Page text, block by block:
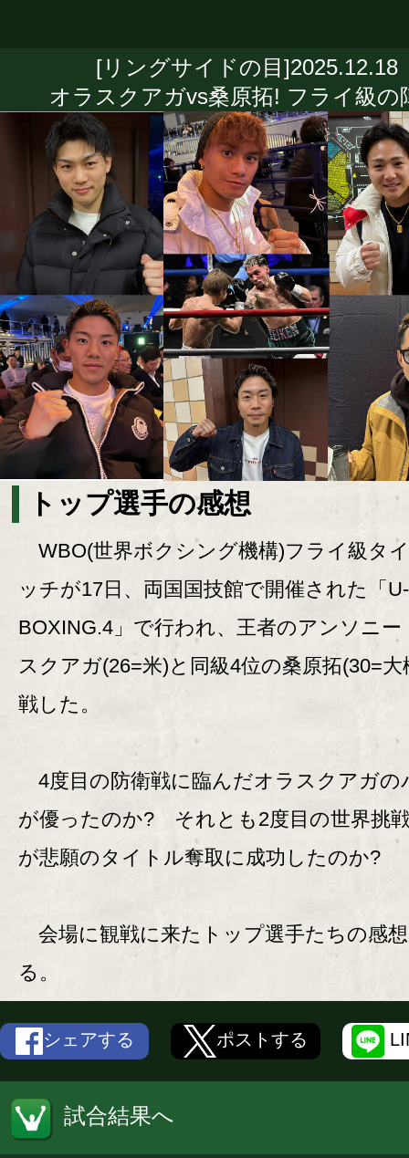
[リングサイドの目]2025.12.18
オラスクアガvs桑原拓! フライ級の
トップ選手の感想
WBO(世界ボクシング機構)フライ級タ
ッチが17日、両国国技館で開催された「
BOXING.4」で行われ、王者のアンソニー
スクアガ(26=米)と同級4位の桑原拓(30=大
戦した。
4度目の防衛戦に臨んだオラスクアガの
が優ったのか? それとも2度目の世界挑
が悲願のタイトル奪取に成功したのか?
会場に観戦に来たトップ選手たちの感
る。
シェアする ポストする
試合結果へ